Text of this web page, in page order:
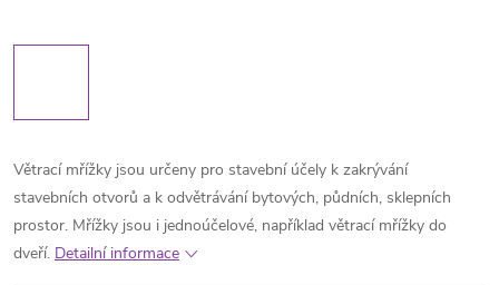
Větrací mřížky jsou určeny pro stavební účely k zakrývání
stavebních otvorů a k odvětrávání bytových, půdních, sklepních
prostor. Mřížky jsou i jednoúčelové, například větrací mřížky do
dveří. Detailní informace